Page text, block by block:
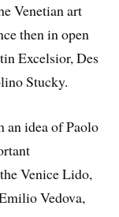
Venetian art
then in open
Excelsior, Des
Stucky.
an idea of Paolo
Venice Lido,
Vedova,